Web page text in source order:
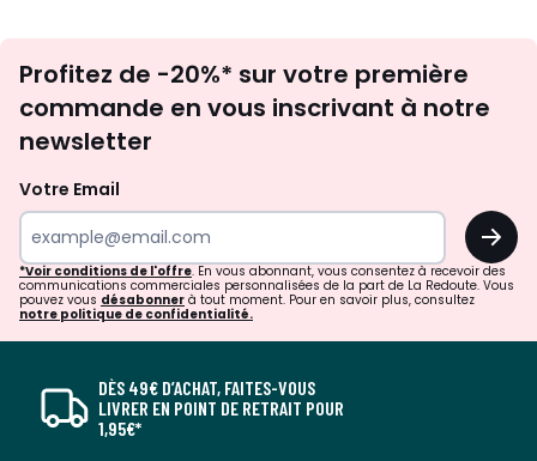
newsletter
Profitez de -20%* sur votre première
commande en vous inscrivant à notre
newsletter
Votre Email
OK
*Voir conditions de l'offre. En vous abonnant, vous consentez à recevoir des
communications commerciales personnalisées de la part de La Redoute. Vous
pouvez vous désabonner à tout moment. Pour en savoir plus, consultez
notre politique de confidentialité.
DÈS 49€ D’ACHAT, FAITES-VOUS
LIVRER EN POINT DE RETRAIT POUR
1,95€*